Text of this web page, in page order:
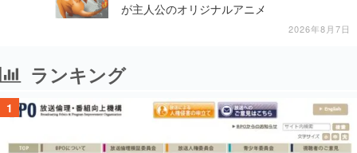
が主人公のオリジナルアニメ
2026年8月7日
ランキング
1